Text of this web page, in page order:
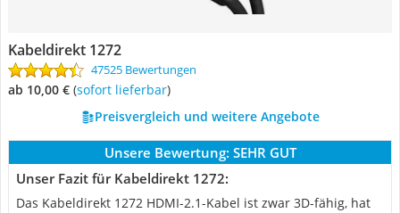
Kabeldirekt 1272
47525 Bewertungen
ab 10,00 € ( Sofort lieferbar)
Preisvergleich und weitere Angebote
Unsere Bewertung: SEHR GUT
Unser Fazit für Kabeldirekt 1272:
Das Kabeldirekt 1272 HDMI-2.1-Kabel ist zwar 3D-fähig, hat